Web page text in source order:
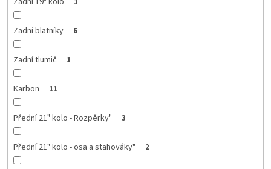
Zadní blatníky 6
Zadní tlumič 1
Karbon 11
Přední 21" kolo - Rozpěrky" 3
Přední 21" kolo - osa a stahováky" 2